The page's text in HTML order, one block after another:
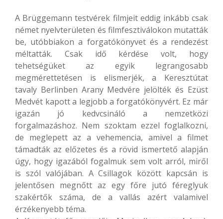
A Brüggemann testvérek filmjeit eddig inkább csak
német nyelvterületen és filmfesztiválokon mutatták
be, utóbbiakon a forgatókönyvet és a rendezést
méltatták. Csak idő kérdése volt, hogy
tehetségüket az egyik legrangosabb
megmérettetésen is elismerjék, a Keresztútat
tavaly Berlinben Arany Medvére jelölték és Ezüst
Medvét kapott a legjobb a forgatókönyvért. Ez már
igazán jó kedvcsináló a nemzetközi
forgalmazáshoz. Nem szoktam ezzel foglalkozni,
de meglepett az a vehemencia, amivel a filmet
támadták az előzetes és a rövid ismertető alapján
úgy, hogy igazából fogalmuk sem volt arról, miről
is szól valójában. A Csillagok között kapcsán is
jelentősen megnőtt az egy főre jutó féreglyuk
szakértők száma, de a vallás azért valamivel
érzékenyebb téma.